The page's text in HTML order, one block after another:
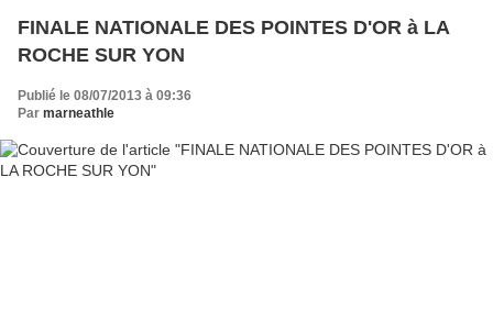
FINALE NATIONALE DES POINTES D'OR à LA
ROCHE SUR YON
Publié le 08/07/2013 à 09:36
Par marneathle